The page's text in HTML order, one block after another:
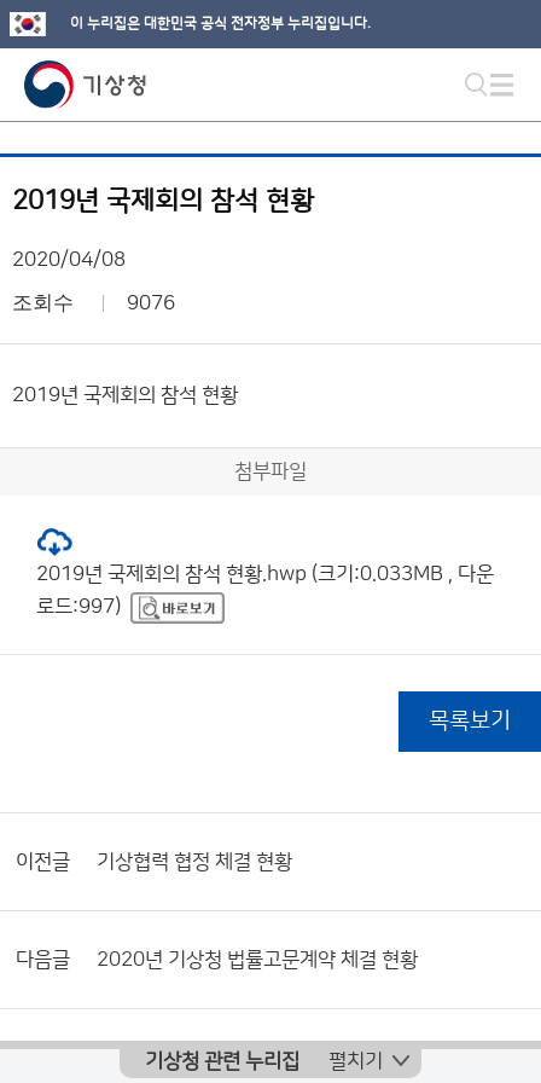
이 누리집은 대한민국 공식 전자정부 누리집입니다.
2019년 국제회의 참석 현황
2020/04/08
조회수 9076
2019년 국제회의 참석 현황
첨부파일
2019년 국제회의 참석 현황.hwp (크기:0.033MB , 다운
로드:997)
목록보기
이전글 기상협력 협정 체결 현황
다음글 2020년 기상청 법률고문계약 체결 현황
기상청 관련 누리집 펼치기